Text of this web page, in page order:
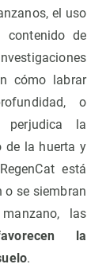
el uso
contenido de
cómo labrar
o
perjudica la
de la huerta y
está
o se siembran
las
la
.